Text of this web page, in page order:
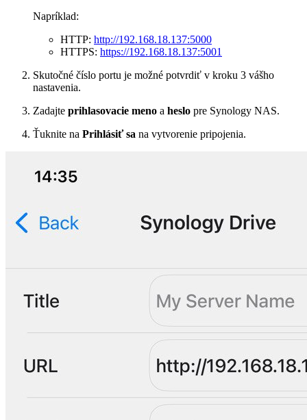
Napríklad:
HTTP: http://192.168.18.137:5000
HTTPS: https://192.168.18.137:5001
Skutočné číslo portu je možné potvrdiť v kroku 3 vášho
nastavenia.
Zadajte prihlasovacie meno a heslo pre Synology NAS.
Ťuknite na Prihlásiť sa na vytvorenie pripojenia.